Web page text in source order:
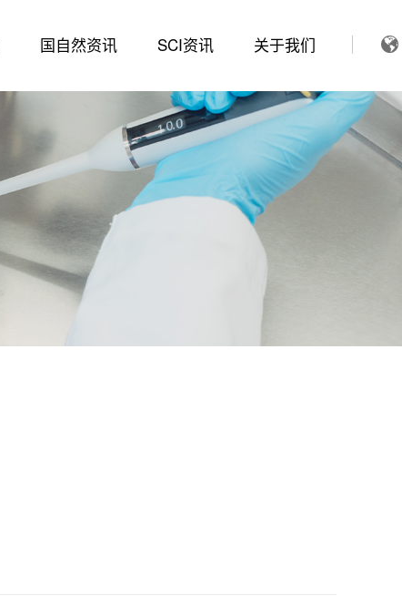
国自然资讯 SCI资讯 关于我们